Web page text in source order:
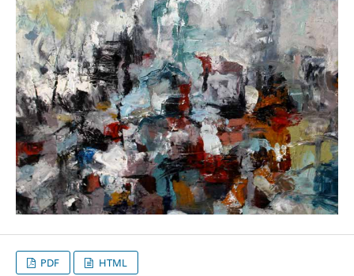
PDF HTML